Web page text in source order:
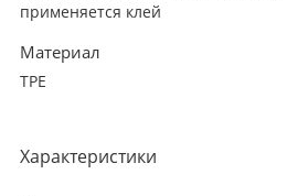
применяется клей
Материал
TPE
Характеристики